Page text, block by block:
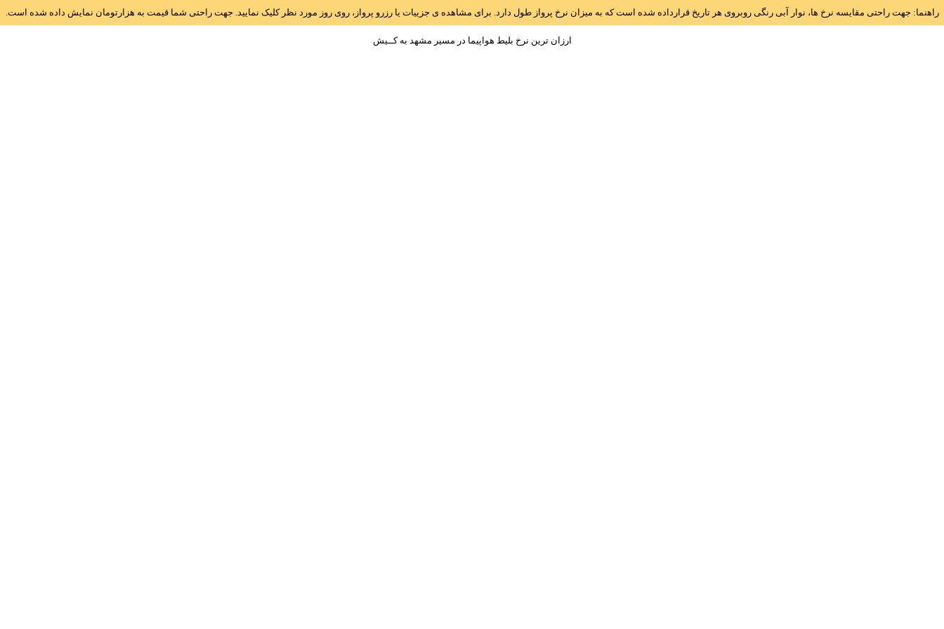
راهنما: جهت راحتی مقایسه نرخ ها، نوار آبی رنگی روبروی هر تاریخ قرارداده شده است که به میزان نرخ پرواز طول دارد. برای مشاهده ی جزییات یا رزرو پرواز، روی روز مورد نظر کلیک نمایید. جهت راحتی شما قیمت به هزارتومان نمایش داده شده است.
ارزان ترین نرخ بلیط هواپیما در مسیر مشهد به کــيش